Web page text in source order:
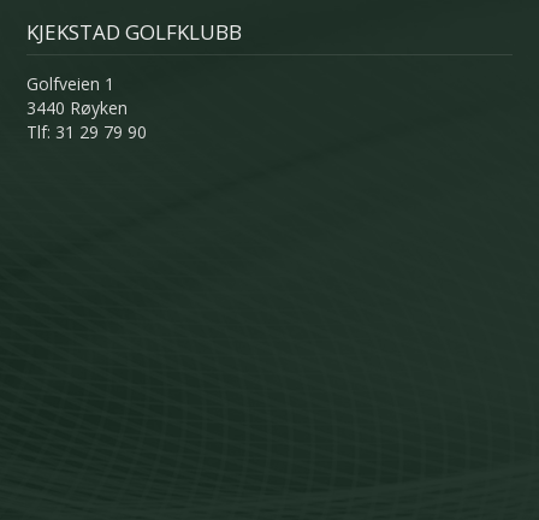
KJEKSTAD GOLFKLUBB
Golfveien 1
3440 Røyken
Tlf: 31 29 79 90